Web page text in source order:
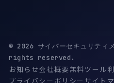
© 2026 サイバーセキュリテ
rights reserved.
お知らせ会社概要無料ツール
プライバシーポリシー サイト